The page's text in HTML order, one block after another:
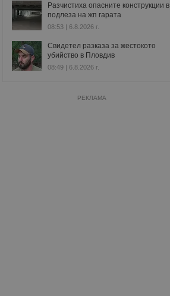
Разчистиха опасните конструкции в
подлеза на жп гарата
08:53 | 6.8.2026 г.
Свидетел разказа за жестокото
убийство в Пловдив
08:49 | 6.8.2026 г.
РЕКЛАМА